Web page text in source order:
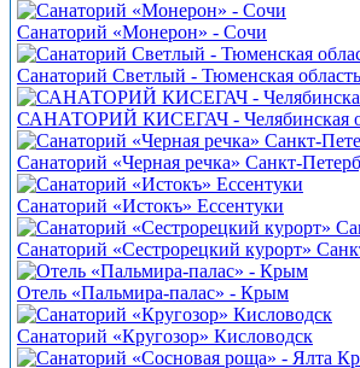
Санаторий «Монерон» - Сочи
Санаторий Светлый - Тюменская область
САНАТОРИЙ КИСЕГАЧ - Челябинская
Санаторий «Черная речка» Санкт-
Санаторий «Истокъ» Ессентуки
Санаторий «Сестрорецкий курорт»
Отель «Пальмира-палас» - Крым
Санаторий «Кругозор» Кисловодск